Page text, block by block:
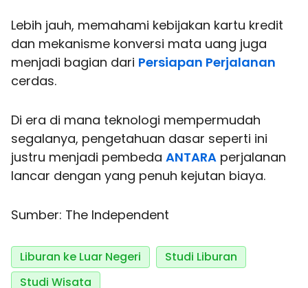
Lebih jauh, memahami kebijakan kartu kredit
dan mekanisme konversi mata uang juga
menjadi bagian dari Persiapan Perjalanan
cerdas.
Di era di mana teknologi mempermudah
segalanya, pengetahuan dasar seperti ini
justru menjadi pembeda ANTARA perjalanan
lancar dengan yang penuh kejutan biaya.
Sumber: The Independent
Liburan ke Luar Negeri
Studi Liburan
Studi Wisata